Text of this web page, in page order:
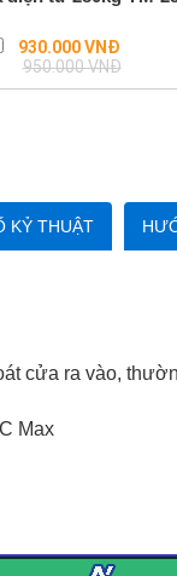
930.000 VNĐRegular
price
950.000 VNĐ
KỶ THUẬT
cửa ra vào,
Max